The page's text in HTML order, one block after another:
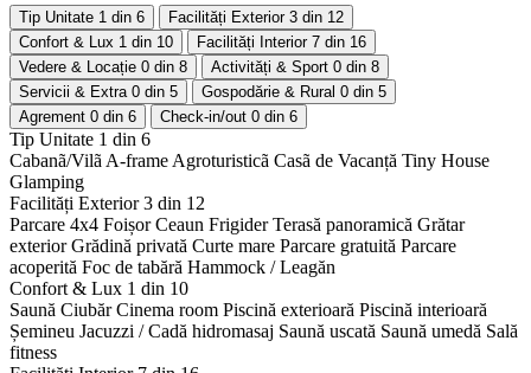
Tip Unitate 1 din 6 Facilități Exterior 3 din 12
Confort & Lux 1 din 10 Facilități Interior 7 din 16
Vedere & Locație 0 din 8 Activități & Sport 0 din 8
Servicii & Extra 0 din 5 Gospodărie & Rural 0 din 5
Agrement 0 din 6 Check-in/out 0 din 6
Tip Unitate 1 din 6
Cabanã/Vilã A-frame Agroturisticã Casã de Vacanță Tiny House
Glamping
Facilități Exterior3 din 12
Parcare 4x4 Foișor Ceaun Frigider Terasă panoramică Grătar
exterior Grădină privată Curte mare Parcare gratuită Parcare
acoperită Foc de tabără Hammock / Leagăn
Confort & Lux 1 din 10
Saună Ciubăr Cinema room Piscină exterioară Piscină interioară
Șemineu Jacuzzi / Cadă hidromasaj Saună uscată Saună umedă Sală
fitness